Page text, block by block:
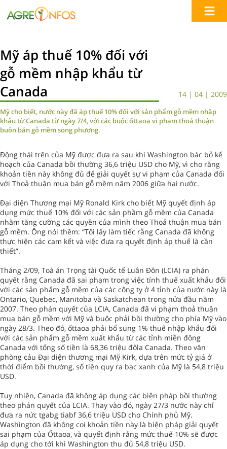
Mỹ áp thuế 10% đối với
gỗ mềm nhập khẩu từ
Canada
14 | 04 | 2009
Mỹ cho biết, nước này đã áp thuế 10% đối với sản phẩm gỗ mềm nhập
khẩu từ Canada từ ngày 7/4, với các buộc ốttaoa vi phạm thoả thuận
buôn bán gỗ mềm song phương.
Động thái trên của Mỹ được đưa ra sau khi Washington bác bỏ kế
hoạch của Canada bồi thường 36,6 triệu USD cho Mỹ, vì cho rằng
khoản tiền này không đủ để giải quyết sự vi phạm của Canada đối
với Thoả thuận mua bán gỗ mềm năm 2006 giữa hai nước.
Đại diện Thương mại Mỹ Ronald Kirk cho biết Mỹ quyết định áp
dụng mức thuế 10% đối với các sản phầm gỗ mềm của Canada
nhằm tăng cường các quyền của mình theo Thoả thuận mua bán
gỗ mềm. Ông nói thêm: “Tôi lấy làm tiếc rằng Canada đã không
thực hiện các cam kết và việc đưa ra quyết định áp thuế là cần
thiết”.
Tháng 2/09, Toà án Trọng tài Quốc tế Luân Đôn (LCIA) ra phán
quyết rằng Canada đã sai phạm trong việc tính thuế xuất khẩu đối
với các sản phẩm gỗ mềm của các công ty ở 4 tỉnh của nước này là
Ontario, Quebec, Manitoba và Saskatchean trong nửa đầu năm
2007. Theo phán quyết của LCIA, Canada đã vi phạm thoả thuận
mua bán gỗ mềm với Mỹ và buộc phải bồi thường cho phía Mỹ vào
ngày 28/3. Theo đó, ốttaoa phải bổ sung 1% thuế nhập khẩu đối
với các sản phẩm gỗ mềm xuất khẩu từ các tỉnh miền đông
Canada với tổng số tiền là 68,36 triệu đôla Canada. Theo văn
phòng cảu Đại diện thương mại Mỹ Kirk, dựa trên mức tỷ giá ở
thời điểm bồi thường, số tiền quy ra bạc xanh của Mỹ là 54,8 triệu
USD.
Tuy nhiên, Canada đã không áp dụng các biện pháp bồi thường
theo phán quyết của LCIA. Thay vào đó, ngày 27/3 nước này chỉ
đưa ra nức tgabg tiabf 36,6 triệu USD cho Chính phủ Mỹ.
Washington đã không coi khoản tiền này là biện pháp giải quyết
sai phạm của Ốttaoa, và quyết định rằng mức thuế 10% sẽ được
áp dụng cho tới khi Washington thu đủ 54,8 triệu USD.